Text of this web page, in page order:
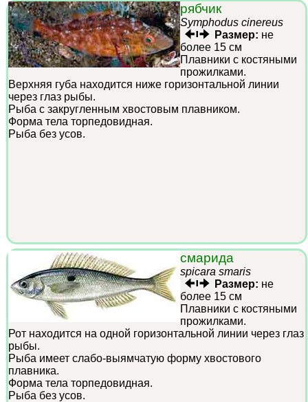
рябчик
Symphodus cinereus
Размер: не
более 15 см
Плавники с костяными
прожилками.
Верхняя губа находится ниже горизонтальной линии
через глаз рыбы.
Рыба с закругленным хвостовым плавником.
Форма тела торпедовидная.
Рыба без усов.
смарида
spicara smaris
Размер: не
более 15 см
Плавники с костяными
прожилками.
Рот находится на одной горизонтальной линии через глаз
рыбы.
Рыба имеет слабо-выямчатую форму хвостового
плавника.
Форма тела торпедовидная.
Рыба без усов.